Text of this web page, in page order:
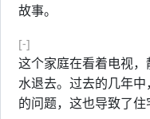
故事。
[-]
这个家庭在看着电视
水退去。过去的几年
的问题，这也导致了住